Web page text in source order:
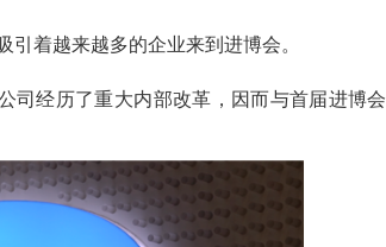
引着越来越多的企业来到进博会。
司经历了重大内部改革，因而与首届进博会